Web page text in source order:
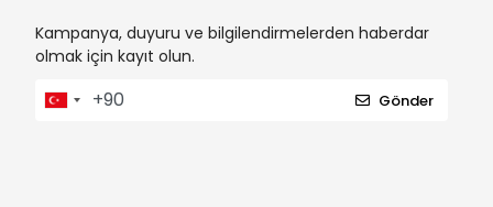
Kampanya, duyuru ve bilgilendirmelerden haberdar
olmak için kayıt olun.
Gönder